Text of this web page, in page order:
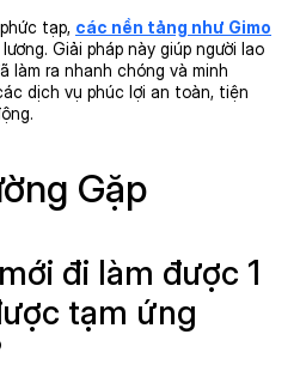
tạp, các nền tảng như Gimo
Giải pháp này giúp người lao
làm ra nhanh chóng và minh
dịch vụ phúc lợi an toàn, tiện
Gặp
đi làm được 1
tạm ứng